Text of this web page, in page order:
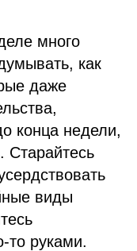
много
как
даже
конца недели,
Старайтесь
виды
то руками.